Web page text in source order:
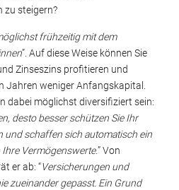
zu steigern?
frühzeitig mit dem
”. Auf diese Weise können Sie
Zinseszins profitieren und
Jahren weniger Anfangskapital.
dabei möglichst diversifiziert sein:
desto besser schützen Sie Ihr
und schaffen sich automatisch ein
Vermögenswerte.” Von
er ab: “Versicherungen und
zueinander gepasst. Ein Grund